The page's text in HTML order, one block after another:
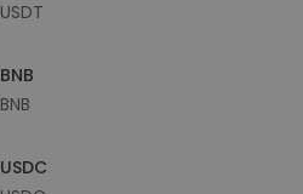
USDT
BNB
BNB
USDC